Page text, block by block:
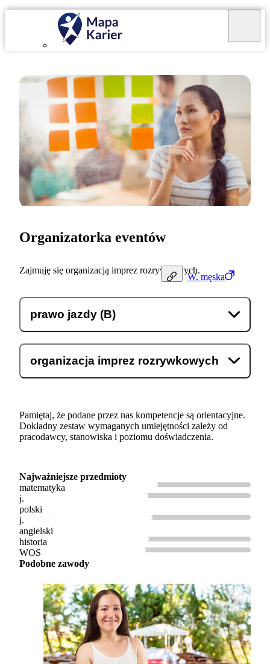
W. męska
Organizatorka eventów
Zajmuję się organizacją imprez rozrywkowych.
prawo jazdy (B)
organizacja imprez rozrywkowych
Pamiętaj, że podane przez nas kompetencje są orientacyjne.
Dokładny zestaw wymaganych umiejętności zależy od
pracodawcy, stanowiska i poziomu doświadczenia.
Najważniejsze przedmioty
matematyka
j.
polski
j.
angielski
historia
WOS
Podobne zawody